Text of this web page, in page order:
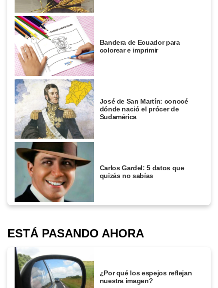
Bandera de Ecuador para
colorear e imprimir
José de San Martín: conocé
dónde nació el prócer de
Sudamérica
Carlos Gardel: 5 datos que
quizás no sabías
ESTÁ PASANDO AHORA
¿Por qué los espejos reflejan
nuestra imagen?